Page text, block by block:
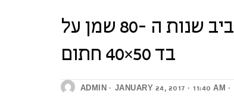
בתים בתל אביב שנות ה -80
שמן על בד 50×40 חתום
שמואל טפלר (1918 1998) בתים בתל אביב שנות ה -80 שמן על
בד 50×40 חתום
ADMIN JANUARY 24, 2017 11:40 AM